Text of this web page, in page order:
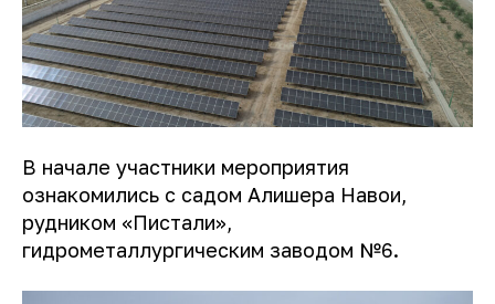
В начале участники мероприятия
ознакомились с садом Алишера Навои,
рудником «Пистали»,
гидрометаллургическим заводом №6.